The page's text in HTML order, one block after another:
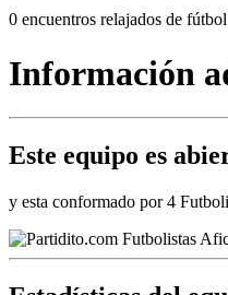
0 encuentros relajados de fútbol
Información
Este equipo es
y esta conformado por 4